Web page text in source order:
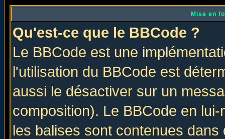
Mise en
Qu'est-ce que le BBCode ?
Le BBCode est une
l'utilisation du BBCode est
aussi le désactiver sur un
composition). Le BBCode en
les balises sont contenues